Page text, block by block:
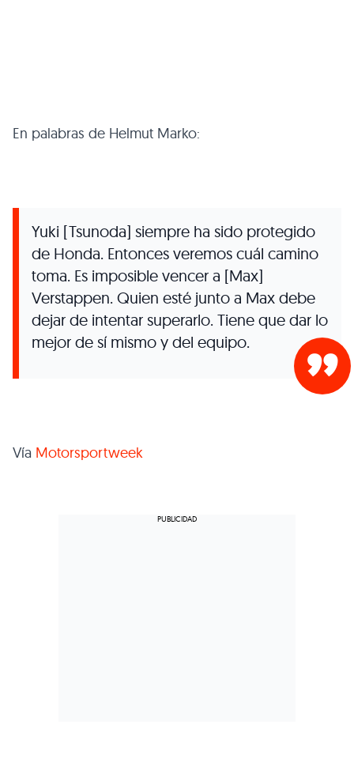
En palabras de Helmut Marko:
Yuki [Tsunoda] siempre ha sido protegido
de Honda. Entonces veremos cuál camino
toma. Es imposible vencer a [Max]
Verstappen. Quien esté junto a Max debe
dejar de intentar superarlo. Tiene que dar lo
mejor de sí mismo y del equipo.
Vía Motorsportweek